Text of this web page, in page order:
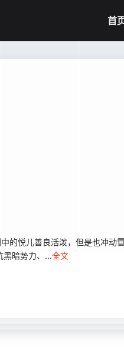
首
悦儿善良活泼，但是也冲动
黑暗势力、...全文